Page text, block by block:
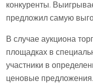
конкуренты.
предложил самую
В случае аукциона
площадках в
участники в
ценовые